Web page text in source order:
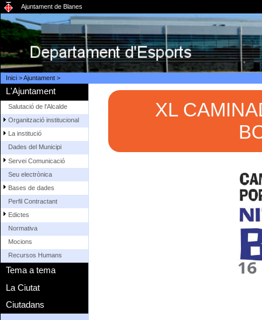
Ajuntament de Blanes
Inici>Ajuntament>
L'Ajuntament
Salutació de l'Alcalde
Organització institucional
La institució
Dades del Municipi
Servei Comunicació
Seu electrònica
Bases de dades
Perfil Contractant
Edictes
Normativa
Mocions
Recursos Humans
Tema a tema
La Ciutat
Ciutadans
XL